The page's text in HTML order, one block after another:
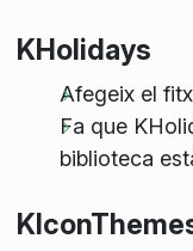
KHolidays
Afegeix el
Fa que
biblioteca